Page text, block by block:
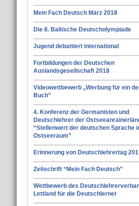
Mein Fach Deutsch März 2018
Die 8. Baltische Deutscholympiade
Jugend debattiert international
Fortbildungen der Deutschen
Auslandsgesellschaft 2018
Videowettbewerb „Werbung für ein
Buch”
4. Konferenz der Germanisten und
Deutschlehrer der
“Stellenwert der deutschen Sprache
Ostseeraum”
Erinnerung von Deutschlehrertag
Zeitschrift “Mein Fach Deutsch”
Wettbewerb des
Lettland für die Deutschlerner